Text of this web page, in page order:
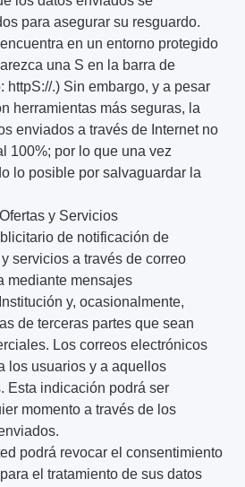
para asegurar su resguardo.
en un entorno protegido
una S en la barra de
httpS://.) Sin embargo, y a pesar
herramientas más seguras, la
enviados a través de Internet no
100%; por lo que una vez
lo posible por salvaguardar la
y Servicios
de notificación de
servicios a través de correo
mediante mensajes
y, ocasionalmente,
de terceras partes que sean
Los correos electrónicos
los usuarios y a aquellos
Esta indicación podrá ser
momento a través de los
podrá revocar el consentimiento
el tratamiento de sus datos